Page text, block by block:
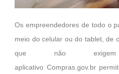
Os empreendedores de todo o
meio do celular ou do tablet, de
que não
aplicativo Compras.gov.br